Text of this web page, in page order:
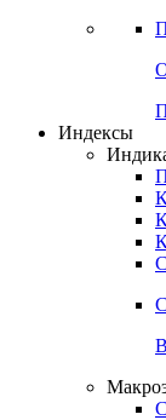
Индексы